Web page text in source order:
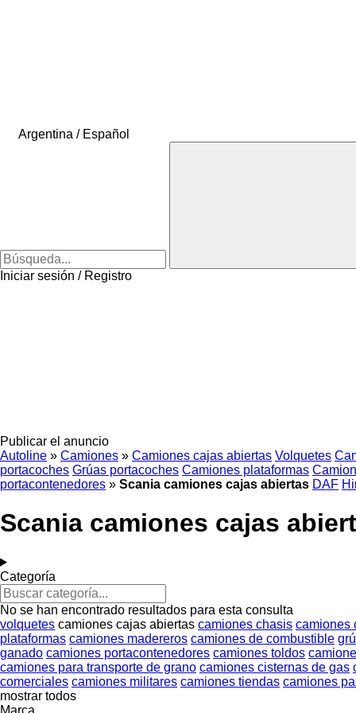
Argentina / Español
Iniciar sesión / Registro
Publicar el anuncio
Autoline » Camiones » Camiones cajas abiertas Volquetes
portacoches Grúas portacoches Camiones plataformas
portacontenedores » Scania camiones cajas abiertas DAF
Scania camiones cajas
Categoría
No se han encontrado resultados para esta consulta
volquetes camiones cajas abiertas camiones chasis camiones
plataformas camiones madereros camiones de combustible
ganado camiones portacontenedores camiones toldos
camiones para transporte de grano camiones cisternas de gas
comerciales camiones militares camiones tiendas camiones
mostrar todos
Marca